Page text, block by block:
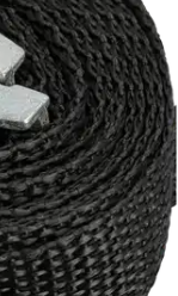
tilauksille